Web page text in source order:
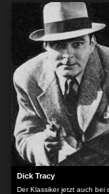
Dick Tracy
Der Klassiker jetzt auch bei